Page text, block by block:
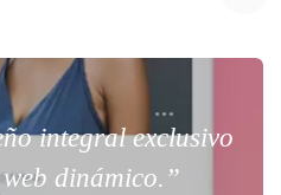
integral exclusivo
dinámico.”